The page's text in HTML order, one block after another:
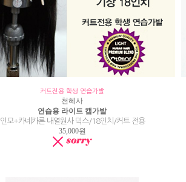
커트전용 학생 연습가발
천혜사
연습용 라이트 캡가발
인모+카네카론 내열원사 믹스/18인치/커트 전용
35,000원